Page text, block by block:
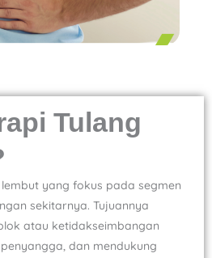
Tulang
yang fokus pada segmen
sekitarnya. Tujuannya
atau ketidakseimbangan
dan mendukung